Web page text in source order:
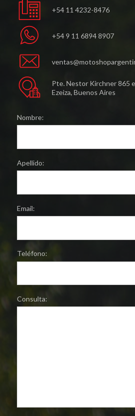
+54 11 4232-8476
+54 9 11 6894 8907
Pte. Nestor Kirchner 865
Ezeiza, Buenos Aires
Nombre:
Apellido:
Email:
Teléfono:
Consulta: